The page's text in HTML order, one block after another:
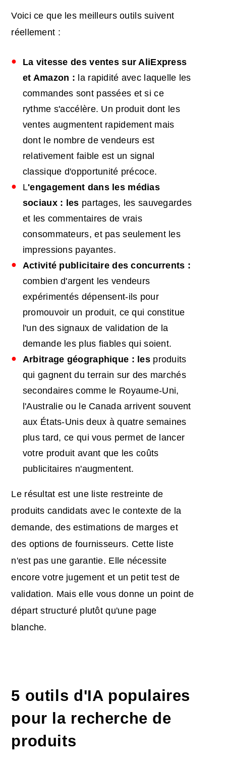
Voici ce que les meilleurs outils suivent
réellement :
La vitesse des ventes sur AliExpress
et Amazon : la rapidité avec laquelle les
commandes sont passées et si ce
rythme s'accélère. Un produit dont les
ventes augmentent rapidement mais
dont le nombre de vendeurs est
relativement faible est un signal
classique d'opportunité précoce.
L'engagement dans les médias
sociaux : les partages, les sauvegardes
et les commentaires de vrais
consommateurs, et pas seulement les
impressions payantes.
Activité publicitaire des concurrents :
combien d'argent les vendeurs
expérimentés dépensent-ils pour
promouvoir un produit, ce qui constitue
l'un des signaux de validation de la
demande les plus fiables qui soient.
Arbitrage géographique : lesproduits
qui gagnent du terrain sur des marchés
secondaires comme le Royaume-Uni,
l'Australie ou le Canada arrivent souvent
aux États-Unis deux à quatre semaines
plus tard, ce qui vous permet de lancer
votre produit avant que les coûts
publicitaires n'augmentent.
Le résultat est une liste restreinte de
produits candidats avec le contexte de la
demande, des estimations de marges et
des options de fournisseurs. Cette liste
n'est pas une garantie. Elle nécessite
encore votre jugement et un petit test de
validation. Mais elle vous donne un point de
départ structuré plutôt qu'une page
blanche.
5 outils d'IA populaires
pour la recherche de
produits